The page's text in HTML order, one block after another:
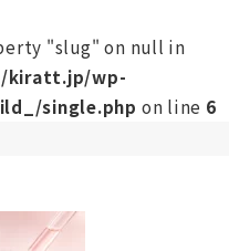
"slug" on null in
kiratt.jp/wp-
single.php on line 6